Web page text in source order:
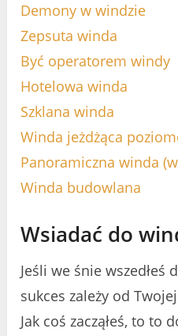
Demony w windzie
Zepsuta winda
Być operatorem windy
Hotelowa winda
Szklana winda
Winda jeżdżąca
Panoramiczna winda
Winda budowlana
Wsiadać do
Jeśli we śnie wszedłeś
sukces zależy od
Jak coś zacząłeś, to to